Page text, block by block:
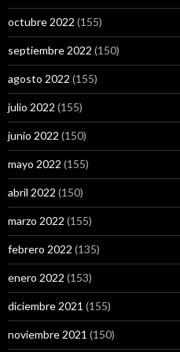
octubre 2022 (155)
septiembre 2022 (150)
agosto 2022 (155)
julio 2022 (155)
junio 2022 (150)
mayo 2022 (155)
abril 2022 (150)
marzo 2022 (155)
febrero 2022 (135)
enero 2022 (153)
diciembre 2021 (155)
noviembre 2021 (150)